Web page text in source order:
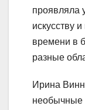
проявляла
искусству
времени в
разные
Ирина
необычные